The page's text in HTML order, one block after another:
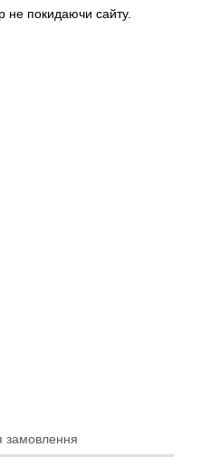
не покидаючи сайту.
замовлення